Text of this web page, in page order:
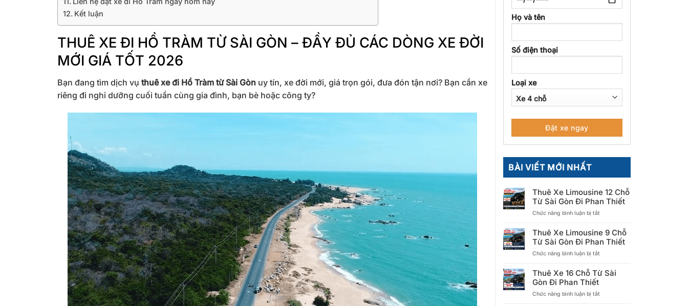
Kết luận
THUÊ XE ĐI HỒ TRÀM TỪ SÀI GÒN – ĐẦY ĐỦ CÁC DÒNG XE ĐỜI
MỚI GIÁ TỐT 2026
Bạn đang tìm dịch vụ thuê xe đi Hồ Tràm từ Sài Gòn uy tín, xe đời mới, giá trọn gói, đưa đón tận nơi? Bạn cần xe
riêng đi nghỉ dưỡng cuối tuần cùng gia đình, bạn bè hoặc công ty?
Họ và tên
Số điện thoại
Loại xe
BÀI VIẾT MỚI NHẤT
Thuê Xe Limousine 12 Chỗ
Từ Sài Gòn Đi Phan Thiết
Chức năng bình luận bị tắt
Xe
Limousine
12
Chỗ
Sài
Gòn
Phan
Thuê Xe Limousine 9 Chỗ
Từ Sài Gòn Đi Phan Thiết
Chức năng bình luận bị tắt
Xe
Limousine
Chỗ
Thuê Xe 16 Chỗ Từ Sài
Gòn Đi Phan Thiết
Chức năng bình luận bị tắt